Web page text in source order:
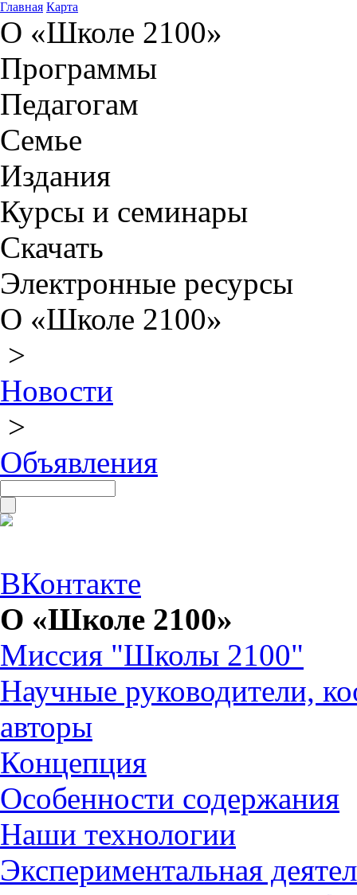
Главная Карта
О «Школе 2100»
Программы
Педагогам
Семье
Издания
Курсы и семинары
Скачать
Электронные ресурсы
О «Школе 2100»
>
Новости
>
Объявления
ВКонтакте
О «Школе 2100»
Миссия "Школы 2100"
Научные руководители,
авторы
Концепция
Особенности содержания
Наши технологии
Экспериментальная